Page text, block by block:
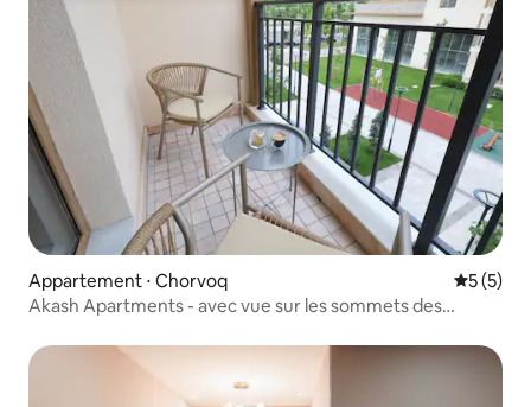
Appartement ⋅ Chorvoq
5 (5)
Akash Apartments - avec vue sur les sommets des